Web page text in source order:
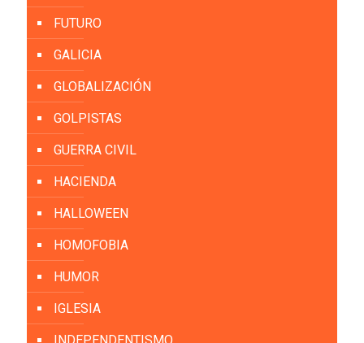
FUTURO
GALICIA
GLOBALIZACIÓN
GOLPISTAS
GUERRA CIVIL
HACIENDA
HALLOWEEN
HOMOFOBIA
HUMOR
IGLESIA